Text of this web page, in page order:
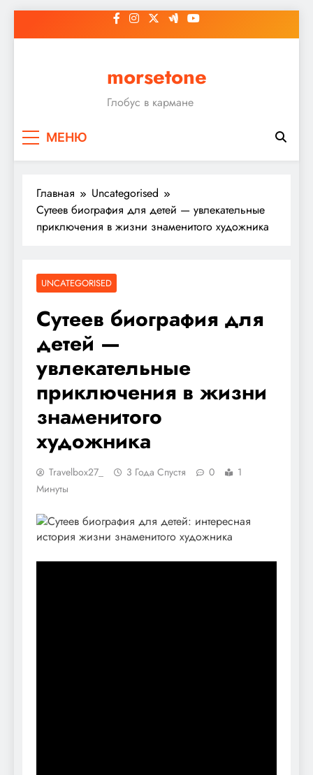
к
morsetone
Глобус в кармане
МЕНЮ
Главная
Uncategorised
Сутеев биография для детей — увлекательные
приключения в жизни знаменитого художника
UNCATEGORISED
Сутеев биография для
детей —
увлекательные
приключения в жизни
знаменитого
художника
Travelbox27_ 3 Года Спустя 0
1
Минуты